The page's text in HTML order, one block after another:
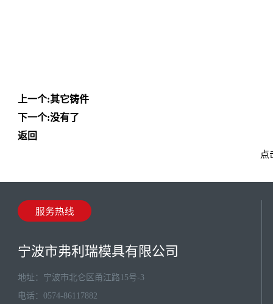
上一个:其它铸件
下一个:没有了
返回
点
宁波市弗利瑞模具有限公司
地址：宁波市北仑区甬江路15号-3
电话：0574-86117882